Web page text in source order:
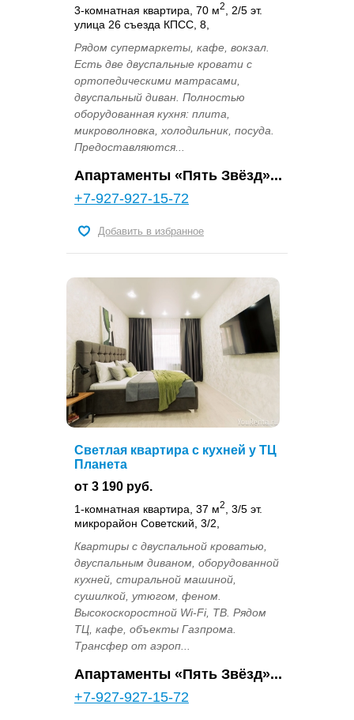
3-комнатная квартира, 70 м2
, 2/5 эт.
улица 26 съезда КПСС, 8,
Рядом супермаркеты, кафе, вокзал.
Есть две двуспальные кровати с
ортопедическими матрасами,
двуспальный диван. Полностью
оборудованная кухня: плита,
микроволновка, холодильник, посуда.
Предоставляются...
Апартаменты «Пять Звёзд»...
+7-927-927-15-72
Добавить в избранное
Светлая квартира с кухней у ТЦ
Планета
от 3 190 руб.
1-комнатная квартира, 37 м2
, 3/5 эт.
микрорайон Советский, 3/2,
Квартиры с двуспальной кроватью,
двуспальным диваном, оборудованной
кухней, стиральной машиной,
сушилкой, утюгом, феном.
Высокоскоростной Wi-Fi, ТВ. Рядом
ТЦ, кафе, объекты Газпрома.
Трансфер от аэроп...
Апартаменты «Пять Звёзд»...
+7-927-927-15-72